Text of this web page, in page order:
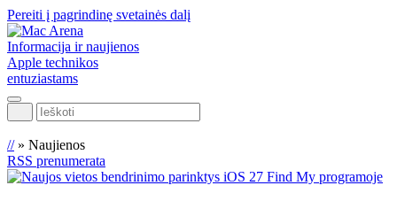
Pereiti į pagrindinę svetainės dalį
Informacija ir naujienos
Apple technikos
entuziastams
Ieškoti
//» Naujienos
RSS prenumerata